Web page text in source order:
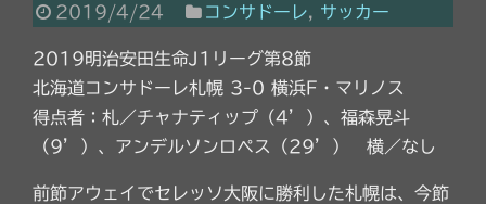
2019/4/24 コンサドーレ, サッカー
2019明治安田生命J1リーグ第8節
北海道コンサドーレ札幌 3-0 横浜F・マリノス
得点者：札／チャナティップ（4’）、福森晃斗
（9’）、アンデルソンロペス（29’） 横／なし
前節アウェイでセレッソ大阪に勝利した札幌は、今節